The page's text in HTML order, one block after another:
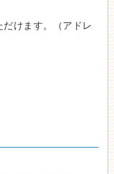
けます。（アドレ